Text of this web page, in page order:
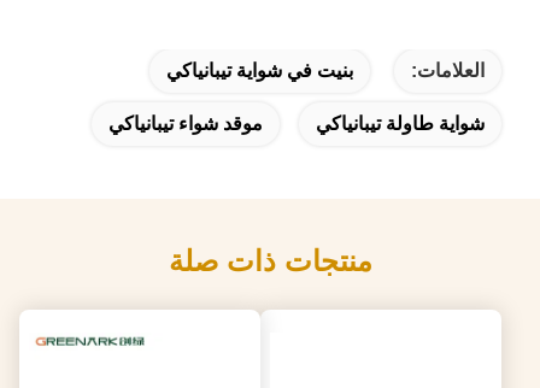
العلامات: بنيت في شواية تيبانياكي
شواية طاولة تيبانياكي موقد شواء تيبانياكي
منتجات ذات صلة